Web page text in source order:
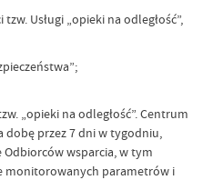
Usługi „opieki na odległość”,
bezpieczeństwa”;
„opieki na odległość”. Centrum
dobę przez 7 dni w tygodniu,
wsparcia, w tym
monitorowanych parametrów i